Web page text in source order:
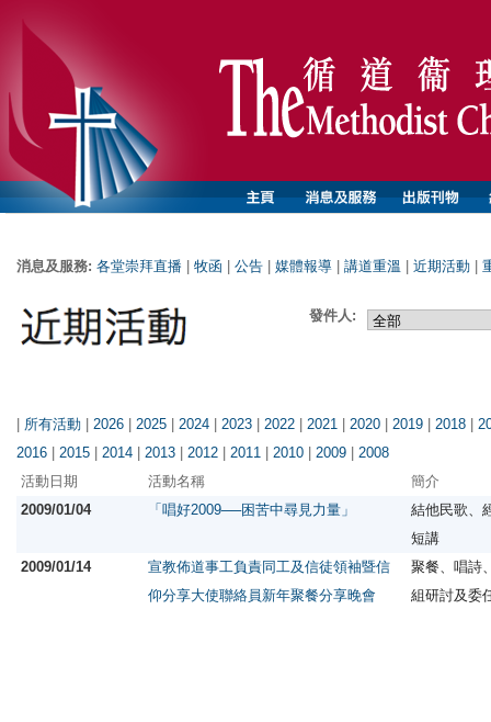
消息及服務: 各堂崇拜直播 牧函 公告 媒體報導 講道重溫 近期活動
發件人:
| 所有活動 | 2026 | 2025 | 2024 | 2023 | 2022 | 2021 | 2020 | 2019 | 2018 |
2016 | 2015 | 2014 | 2013 | 2012 | 2011 | 2010 | 2009 | 2008
活動日期
活動名稱
簡介
2009/01/04
「唱好2009──困苦中尋見力量」
結他民歌、
短講
2009/01/14
宣教佈道事工負責同工及信徒領袖暨信
仰分享大使聯絡員新年聚餐分享晚會
聚餐、唱詩
組研討及委